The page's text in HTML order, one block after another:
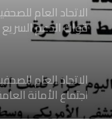
قوات الدعم السريع
الصحفيين
فوراً
اجتماع الأمانة العامة